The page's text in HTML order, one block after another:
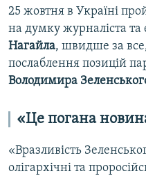
25 жовтня в Україні
на думку журналіста та
Нагайла, швидше за
послаблення позицій
Володимира
«Це погана
«Вразливість
олігархічні та